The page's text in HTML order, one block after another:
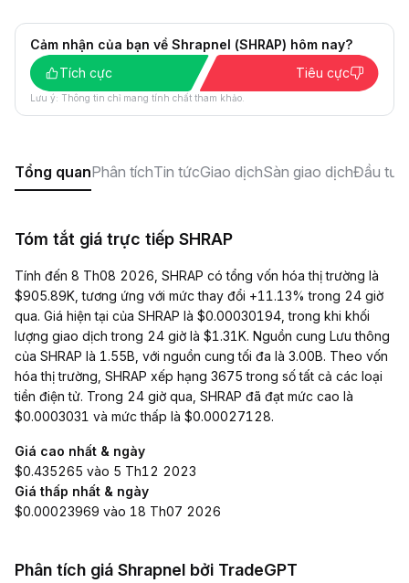
Cảm nhận của bạn về Shrapnel (SHRAP) hôm nay?
Tích cực
Tiêu cực
Lưu ý: Thông tin chỉ mang tính chất tham khảo.
Tổng quanPhân tíchTin tứcGiao dịchSàn giao dịchĐầu tư
Tóm tắt giá trực tiếp SHRAP
Tính đến 8 Th08 2026, SHRAP có tổng vốn hóa thị trường là
$905.89K, tương ứng với mức thay đổi +11.13% trong 24 giờ
qua. Giá hiện tại của SHRAP là $0.00030194, trong khi khối
lượng giao dịch trong 24 giờ là $1.31K. Nguồn cung Lưu thông
của SHRAP là 1.55B, với nguồn cung tối đa là 3.00B. Theo vốn
hóa thị trường, SHRAP xếp hạng 3675 trong số tất cả các loại
tiền điện tử. Trong 24 giờ qua, SHRAP đã đạt mức cao là
$0.0003031 và mức thấp là $0.00027128.
Giá cao nhất & ngày
$0.435265 vào 5 Th12 2023
Giá thấp nhất & ngày
$0.00023969 vào 18 Th07 2026
Phân tích giá Shrapnel bởi TradeGPT